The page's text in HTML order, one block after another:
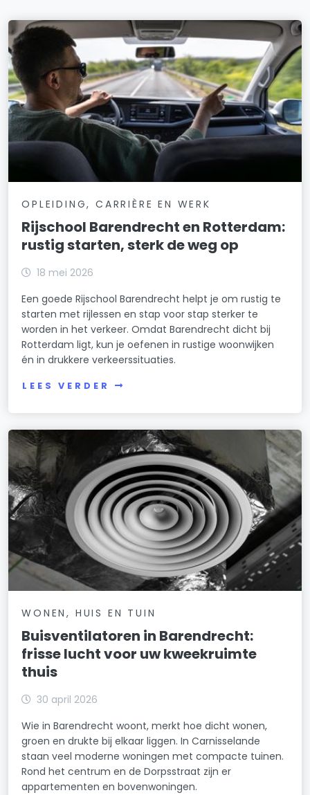
OPLEIDING, CARRIÈRE EN WERK
Rijschool Barendrecht en Rotterdam:
rustig starten, sterk de weg op
18 mei 2026
Een goede Rijschool Barendrecht helpt je om rustig te
starten met rijlessen en stap voor stap sterker te
worden in het verkeer. Omdat Barendrecht dicht bij
Rotterdam ligt, kun je oefenen in rustige woonwijken
én in drukkere verkeerssituaties.
LEES VERDER
WONEN, HUIS EN TUIN
Buisventilatoren in Barendrecht:
frisse lucht voor uw kweekruimte
thuis
30 april 2026
Wie in Barendrecht woont, merkt hoe dicht wonen,
groen en drukte bij elkaar liggen. In Carnisselande
staan veel moderne woningen met compacte tuinen.
Rond het centrum en de Dorpsstraat zijn er
appartementen en bovenwoningen.